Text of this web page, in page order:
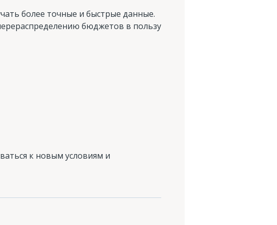
более точные и быстрые данные.
бюджетов в пользу
к новым условиям и